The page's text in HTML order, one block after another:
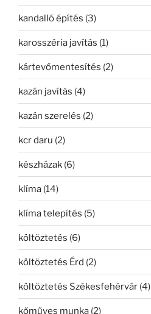
kandalló építés (3)
karosszéria javítás (1)
kártevőmentesítés (2)
kazán javítás (4)
kazán szerelés (2)
kcr daru (2)
készházak (6)
klíma (14)
klíma telepítés (5)
költöztetés (6)
költöztetés Érd (2)
költöztetés Székesfehérvár (4)
kőműves munka (2)